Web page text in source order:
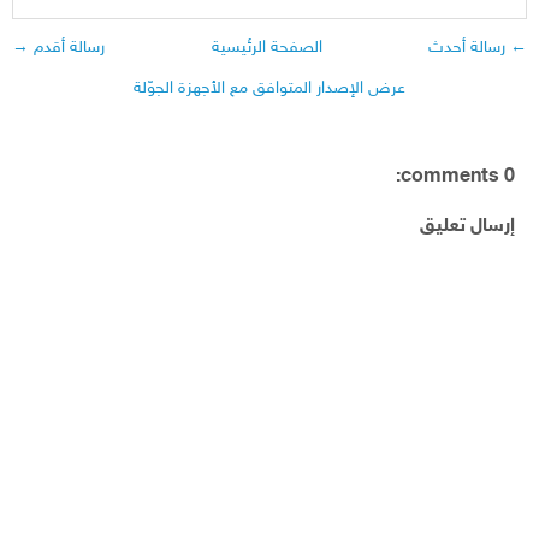
← رسالة أحدث رسالة أقدم →
الصفحة الرئيسية
عرض الإصدار المتوافق مع الأجهزة الجوّلة
0 comments:
إرسال تعليق